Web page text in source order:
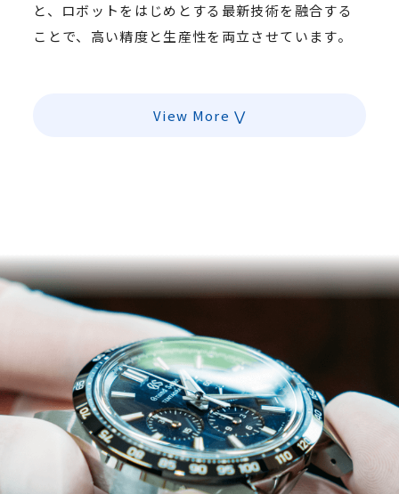
と、ロボットをはじめとする最新技術を融合する
ことで、高い精度と生産性を両立させています。
View More